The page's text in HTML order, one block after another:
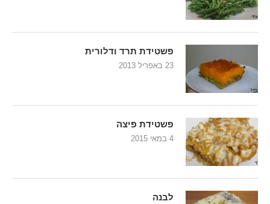
פשטידת תרד ודלורית
23 באפריל 2013
פשטידת פיצה
4 במאי 2015
לבנה